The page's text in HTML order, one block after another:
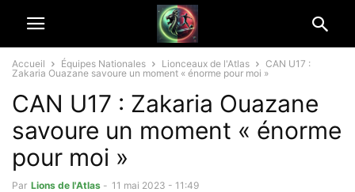
Accueil Équipes Nationales Lionceaux de l'Atlas
CAN U17 :
Zakaria Ouazane savoure un moment « énorme pour moi »
CAN U17 : Zakaria Ouazane
savoure un moment « énorme
pour moi »
Par Lions de l'Atlas - 11 mai 2023 - 11:49